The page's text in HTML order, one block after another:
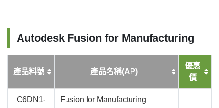
Autodesk Fusion for Manufacturing
產品料號 產品名稱(AP)
優惠
價
C6DN1-
Fusion for Manufacturing